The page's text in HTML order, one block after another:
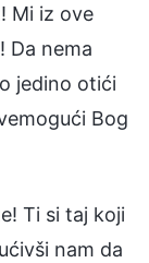
Mi iz ove
Da nema
jedino otići
Bog
Ti si taj koji
nam da